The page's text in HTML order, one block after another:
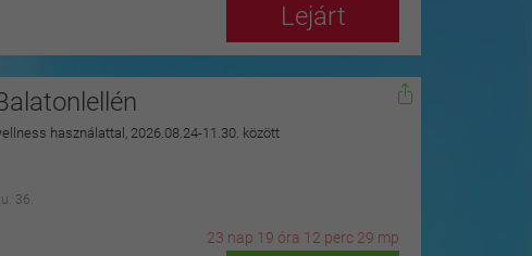
Lejárt
használattal, 2026.08.24-11.30. között
36.
23 nap 19 óra 12 perc 28 mp